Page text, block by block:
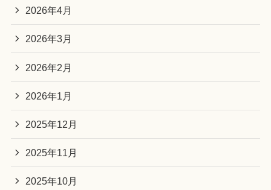
2026年4月
2026年3月
2026年2月
2026年1月
2025年12月
2025年11月
2025年10月